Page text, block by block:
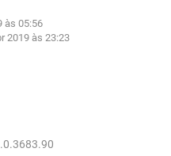
EXCEL
FACEBOOK
às 05:56
2019 às 23:23